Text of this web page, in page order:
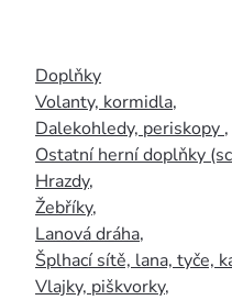
Doplňky
Volanty, kormidla,
Dalekohledy, periskopy ,
Ostatní herní doplňky
Hrazdy,
Žebříky,
Lanová dráha,
Šplhací sítě, lana, tyče,
Vlajky, piškvorky,